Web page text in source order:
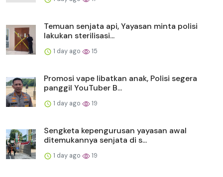
Temuan senjata api, Yayasan minta polisi
lakukan sterilisasi...
1 day ago 15
Promosi vape libatkan anak, Polisi segera
panggil YouTuber B...
1 day ago 19
Sengketa kepengurusan yayasan awal
ditemukannya senjata di s...
1 day ago 19